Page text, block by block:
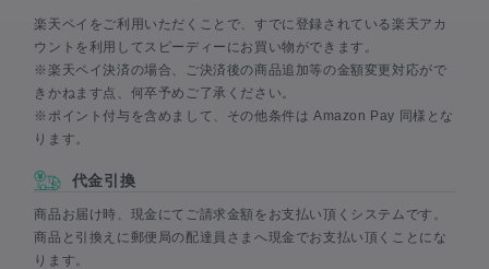
楽天ペイをご利用いただくことで、すでに登録されている楽天アカ
ウントを利用してスピーディーにお買い物ができます。
※楽天ペイ決済の場合、ご決済後の商品追加等の金額変更対応がで
きかねます点、何卒予めご了承ください。
※ポイント付与を含めまして、その他条件は Amazon Pay 同様とな
ります。
代金引換
商品お届け時、現金にてご請求金額をお支払い頂くシステムです。
商品と引換えに郵便局の配達員さまへ現金でお支払い頂くことにな
ります。